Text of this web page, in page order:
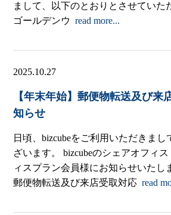
まして、以下のとおりとさせていた
ゴールデンウread more...
2025.10.27
【年末年始】郵便物転送及び来
知らせ
日頃、bizcubeをご利用いただきま
ざいます。 bizcubeのシェアオフィ
ィスプラン会員様にお知らせいたし
郵便物転送及び来店受取対応read